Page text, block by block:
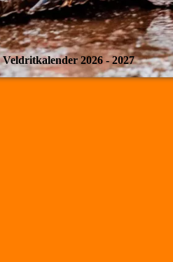
Veldritkalender 2026 - 2027